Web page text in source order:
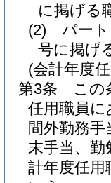
に掲げる
(2)
パー
号に掲げ
(会計年度
第3条
この
任用職員に
間外勤務
末手当、
計年度任